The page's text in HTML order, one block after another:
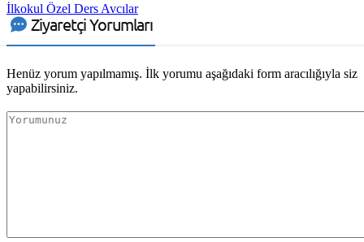
İlkokul Özel Ders Avcılar
Ziyaretçi Yorumları
Henüz yorum yapılmamış. İlk yorumu aşağıdaki form aracılığıyla siz
yapabilirsiniz.